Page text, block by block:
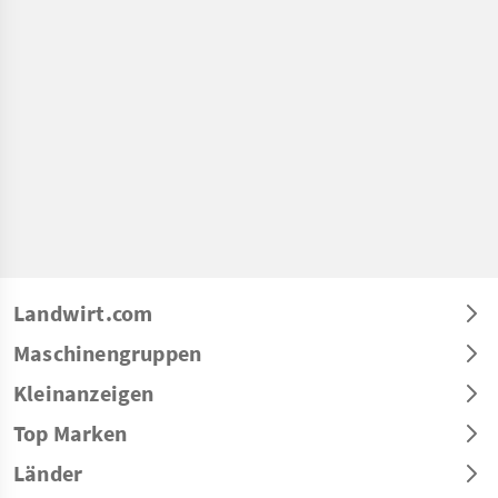
Landwirt.com
Maschinengruppen
Kleinanzeigen
Top Marken
Länder